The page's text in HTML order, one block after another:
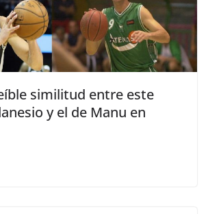
similitud entre este
y el de Manu en